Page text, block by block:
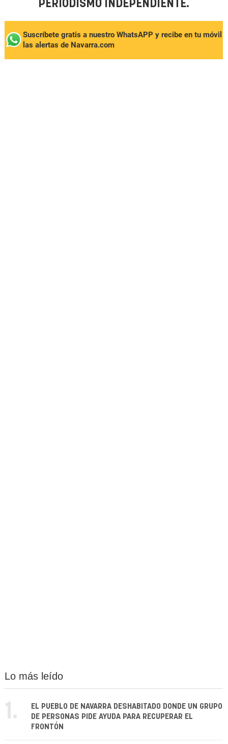
PERIODISMO INDEPENDIENTE.
Suscríbete gratis a nuestro WhatsAPP y recibe en tu móvil
las alertas de Navarra.com
Lo más leído
1.
EL PUEBLO DE NAVARRA DESHABITADO DONDE UN GRUPO
DE PERSONAS PIDE AYUDA PARA RECUPERAR EL
FRONTÓN